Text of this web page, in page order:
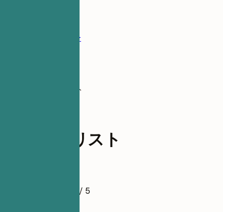
履歴書ビルダー
AMLアナリスト
AMLアナリスト
/ 5